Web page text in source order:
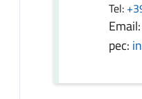
Tel:
Email:
pec: